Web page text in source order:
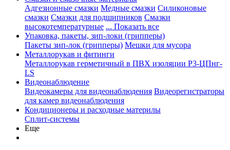
Адгезионные смазки Медные смазки Силиконовые
смазки Смазки для подшипников Смазки
высокотемпературные ... Показать все
Упаковка, пакеты, зип-локи (грипперы)
Пакеты зип-лок (грипперы) Мешки для мусора
Металлорукав и фитинги
Металлорукав герметичный в ПВХ изоляции Р3-ЦПнг-
LS
Видеонаблюдение
Видеокамеры для видеонаблюдения Видеорегистраторы
для камер видеонаблюдения
Кондиционеры и расходные материлы
Сплит-системы
Еще